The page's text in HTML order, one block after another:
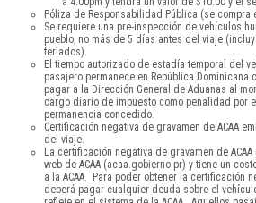
Póliza de Responsabilidad Pública (se compra
Se requiere una pre-inspección de vehículos
pueblo, no más de 5 días antes del viaje
feriados).
El tiempo autorizado de estadía temporal del
pasajero permanece en República Dominicana
pagar a la Dirección General de Aduanas al
cargo diario de impuesto como penalidad por
permanencia concedido.
Certificación negativa de gravamen de ACAA
del viaje.
La certificación negativa de gravamen de
web de ACAA (acaa.gobierno.pr) y tiene un
a la ACAA. Para poder obtener la certificación
deberá pagar cualquier deuda sobre el